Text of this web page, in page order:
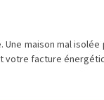
maison mal
votre facture